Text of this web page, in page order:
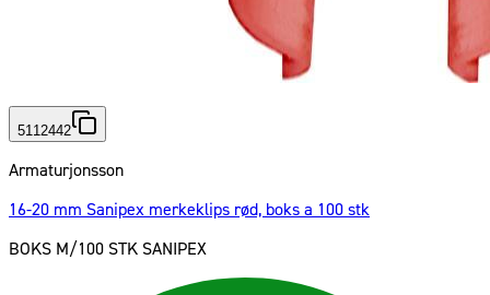
5112442
Armaturjonsson
16-20 mm Sanipex merkeklips rød, boks a 100 stk
BOKS M/100 STK SANIPEX